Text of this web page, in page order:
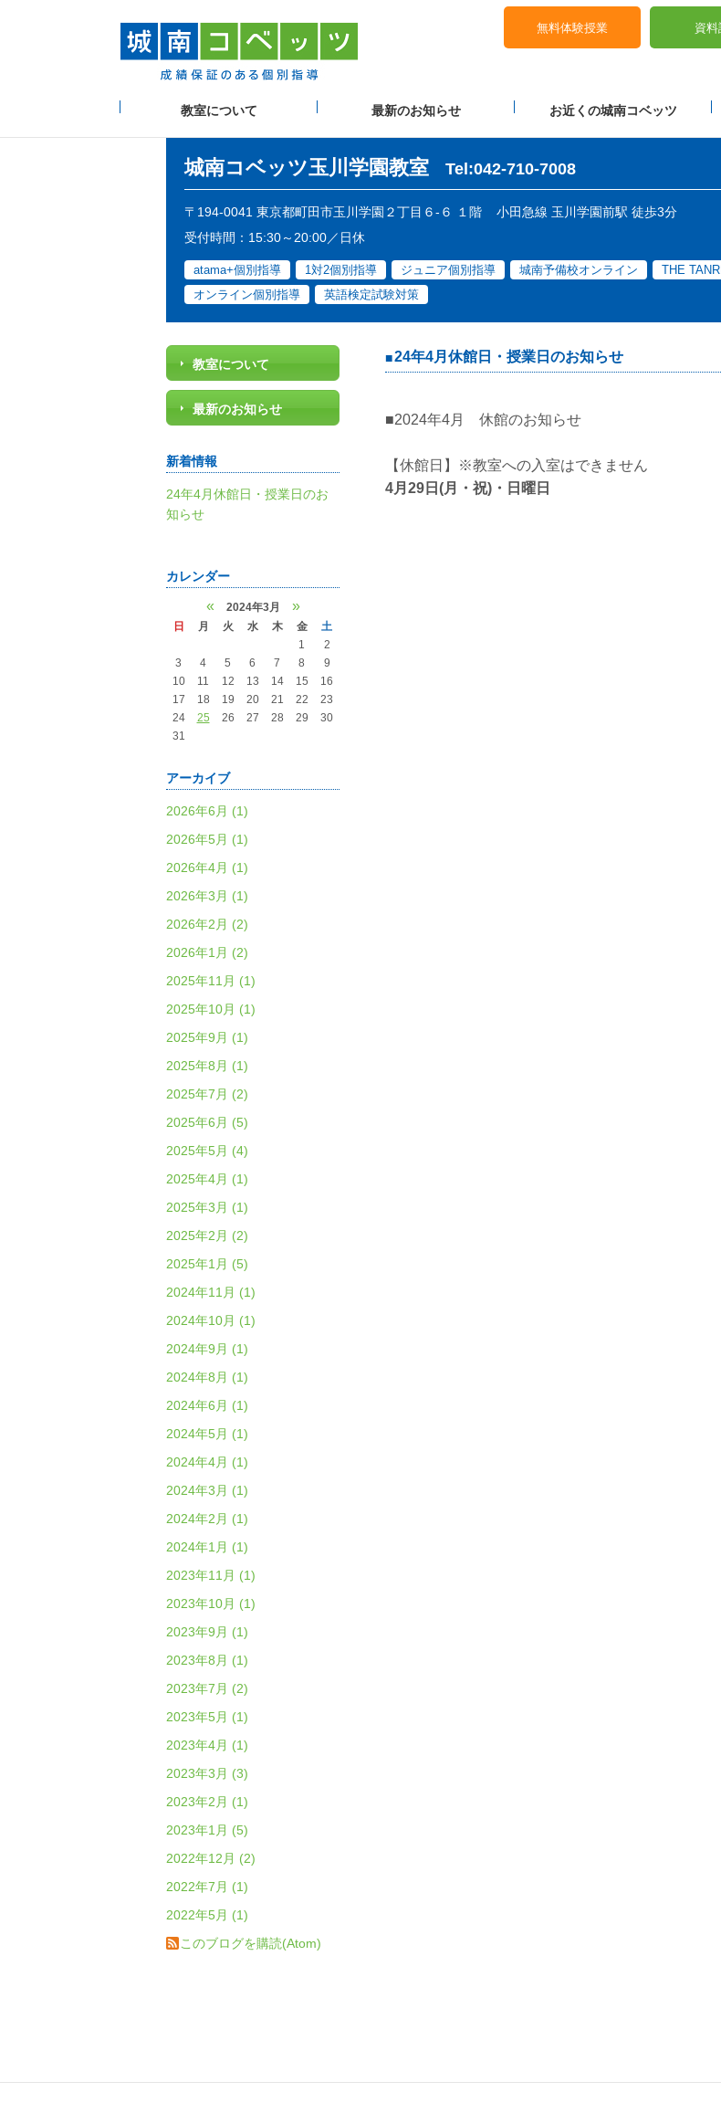
無料体験授業 資
教室について 最新のお知らせ お近くの城南コベッツ
城南コベッツ玉川学園教室 Tel:042-710-7008
〒194-0041 東京都町田市玉川学園２丁目６-６ １階
小田急線 玉川学園前駅 徒歩3分
受付時間：15:30～20:00／日休
atama+個別指導 1対2個別指導 ジュニア個別指導 城南予備校オンライン THE
オンライン個別指導
英語検定試験対策
24年4月休館日・授業日のお知らせ
■2024年4月 休館のお知らせ
【休館日】※教室への入室はできません
4月29日(月・祝)・日曜日
教室について
最新のお知らせ
新着情報
24年4月休館日・授業日のお
知らせ
カレンダー
« 2024年3月 »
日 月 火 水 木 金
土
1
2
3
4 5 6 7 8
9
10
11 12 13 14 15
16
17
18 19 20 21 22
23
24
25 26 27 28 29
30
31
アーカイブ
2026年6月 (1)
2026年5月 (1)
2026年4月 (1)
2026年3月 (1)
2026年2月 (2)
2026年1月 (2)
2025年11月 (1)
2025年10月 (1)
2025年9月 (1)
2025年8月 (1)
2025年7月 (2)
2025年6月 (5)
2025年5月 (4)
2025年4月 (1)
2025年3月 (1)
2025年2月 (2)
2025年1月 (5)
2024年11月 (1)
2024年10月 (1)
2024年9月 (1)
2024年8月 (1)
2024年6月 (1)
2024年5月 (1)
2024年4月 (1)
2024年3月 (1)
2024年2月 (1)
2024年1月 (1)
2023年11月 (1)
2023年10月 (1)
2023年9月 (1)
2023年8月 (1)
2023年7月 (2)
2023年5月 (1)
2023年4月 (1)
2023年3月 (3)
2023年2月 (1)
2023年1月 (5)
2022年12月 (2)
2022年7月 (1)
2022年5月 (1)
このブログを購読(Atom)